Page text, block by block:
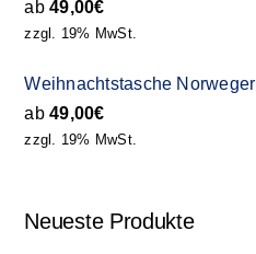
ab49,00€
zzgl. 19% MwSt.
Weihnachtstasche Norweger
ab49,00€
zzgl. 19% MwSt.
Neueste Produkte